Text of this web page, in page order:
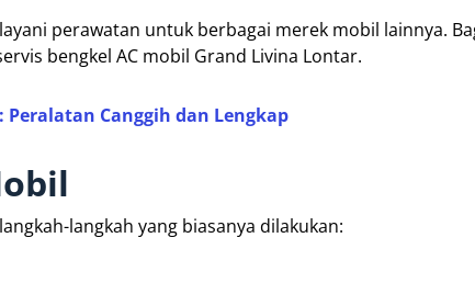
perawatan untuk berbagai merek mobil lainnya.
bengkel AC mobil Grand Livina Lontar.
Peralatan Canggih dan Lengkap
langkah yang biasanya dilakukan: